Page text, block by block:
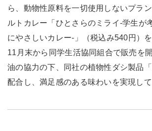
ら、動物性原料を一切使用しないプラ
ルトカレー「ひとさらのミライ-学生が
にやさしいカレー-」（税込み540円）
11月末から同学生活協同組合で販売を
油の協力の下、同社の植物性ダシ製品
配合し、満足感のある味わいを実現して